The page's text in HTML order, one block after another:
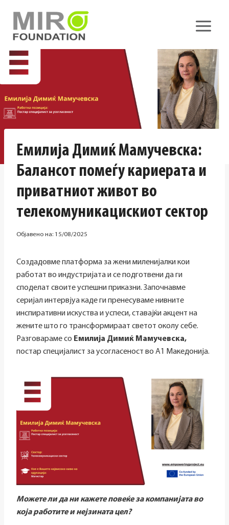
content
Емилија Димиќ Мамучевска:
Балансот помеѓу кариерата и
приватниот живот во
телекомуникацискиот сектор
Објавено на: 15/08/2025
Создадовме платформа за жени миленијалки кои
работат во индустријата и се подготвени да ги
споделат своите успешни приказни. Започнавме
серијал интервјуа каде ги пренесуваме нивните
инспиративни искуства и успеси, ставајќи акцент на
жените што го трансформираат светот околу себе.
Разговараме со Емилија Димиќ Мамучевска,
постар специјалист за усогласеност во А1 Македонија.
Можете ли да ни кажете повеќе за компанијата во
која работите и нејзината цел?